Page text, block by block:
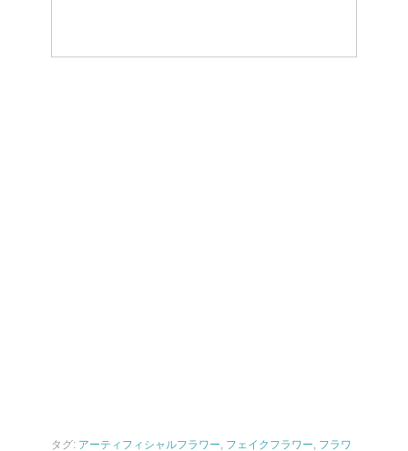
タグ: アーティフィシャルフラワー, フェイクフラワー, フラワ